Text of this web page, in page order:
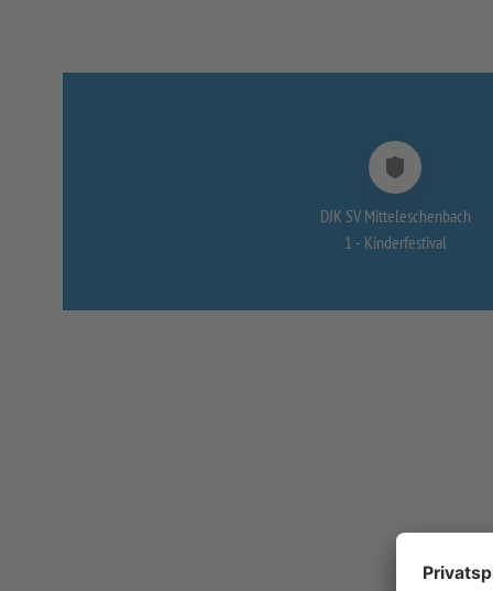
DJK SV Mitteleschenbach
1 - Kinderfestival